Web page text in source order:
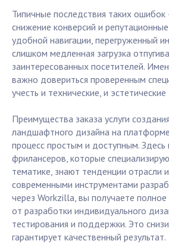
Типичные последствия таких
снижение конверсий и
удобной навигации, перегруженный
слишком медленная загрузка
заинтересованных посетителей.
важно довериться проверенным
учесть и технические, и
Преимущества заказа услуги
ландшафтного дизайна на
процесс простым и доступным.
фрилансеров, которые
тематике, знают тенденции отрасли
современными инструментами
через Workzilla, вы получаете
от разработки индивидуального
тестирования и поддержки. Это
гарантирует качественный результат.